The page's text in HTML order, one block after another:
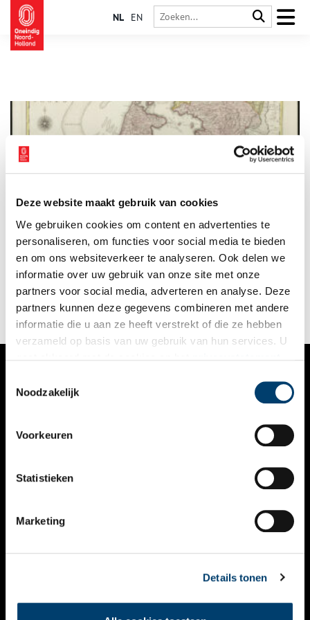
Deze website maakt gebruik van cookies
We gebruiken cookies om content en advertenties te
personaliseren, om functies voor social media te bieden
en om ons websiteverkeer te analyseren. Ook delen we
informatie over uw gebruik van onze site met onze
partners voor social media, adverteren en analyse. Deze
partners kunnen deze gegevens combineren met andere
informatie die u aan ze heeft verstrekt of die ze hebben
verzameld op basis van uw gebruik van hun services. U
Noodzakelijk
Voorkeuren
Statistieken
Marketing
Details tonen
NL EN
In de zeventiende eeuw was Holland het belangrijkste gewest
binnen de Republiek der Zeven Verenigde Nederlanden. Zelfs
zo belangrijk, dat Nederland tot op de dag van vandaag in het
buitenland vaak Holland wordt genoemd. Maar tegenwoordig
hebben we een noordelijk en een zuidelijk deel van Holland.
Waarom en wanneer is de provincie Holland in tweeën
gesplitst?
VERHALEN
KALENDER
THEMA’S
VIDEO’S
CONTACT